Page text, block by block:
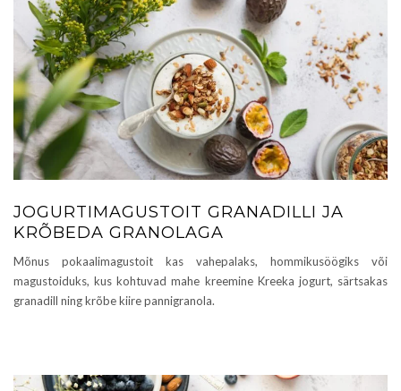
JOGURTIMAGUSTOIT GRANADILLI JA
KRÕBEDA GRANOLAGA
Mõnus pokaalimagustoit kas vahepalaks, hommikusöögiks või
magustoiduks, kus kohtuvad mahe kreemine Kreeka jogurt, särtsakas
granadill ning krõbe kiire pannigranola.